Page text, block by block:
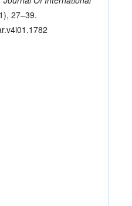
27–39.